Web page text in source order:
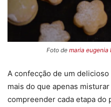
Foto de maria eugenia
A confecção de um
mais do que apenas
compreender cada etapa do